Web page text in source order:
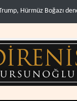
ertelendi, hesap